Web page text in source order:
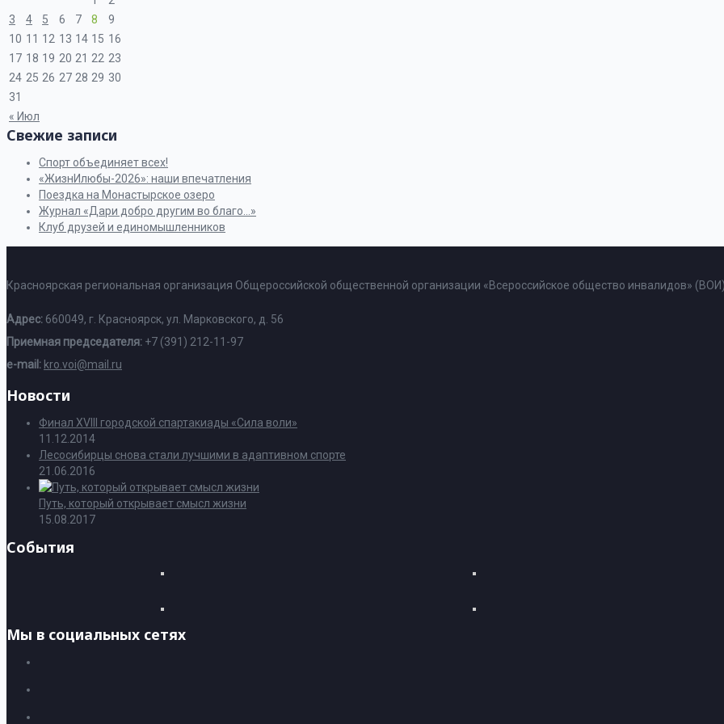
« Июл
3
4 5 6 7 8
9
10 11 12 13 14 15 16
17 18 19 20 21 22 23
24 25 26 27 28 29 30
31
Свежие записи
Спорт объединяет всех!
«ЖизнИлюбы-2026»: наши впечатления
Поездка на Монастырское озеро
Журнал «Дари добро другим во благо…»
Клуб друзей и единомышленников
Красноярская региональная организация Общероссийской общественной организации «Всероссийское общество инвалидов»
Адрес: 660049, г. Красноярск, ул. Марковского, д. 56
Приемная председателя: +7 (391) 212-11-97
e-mail: kro.voi@mail.ru
Новости
Финал XVIII городской спартакиады «Сила воли»
11.12.2014
Лесосибирцы снова стали лучшими в адаптивном спорте
21.06.2016
Путь, который открывает смысл жизни
15.08.2017
События
Мы в социальных сетях